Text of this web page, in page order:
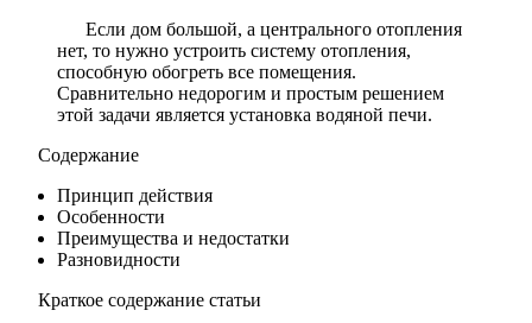
Если дом большой, а центрального отопления
нет, то нужно устроить систему отопления,
способную обогреть все помещения.
Сравнительно недорогим и простым решением
этой задачи является установка водяной печи.
Содержание
Принцип действия
Особенности
Преимущества и недостатки
Разновидности
Краткое содержание статьи